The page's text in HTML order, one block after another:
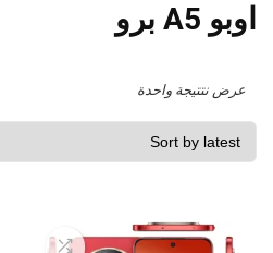
اوبو A5 برو
عرض نتتيجة واحدة